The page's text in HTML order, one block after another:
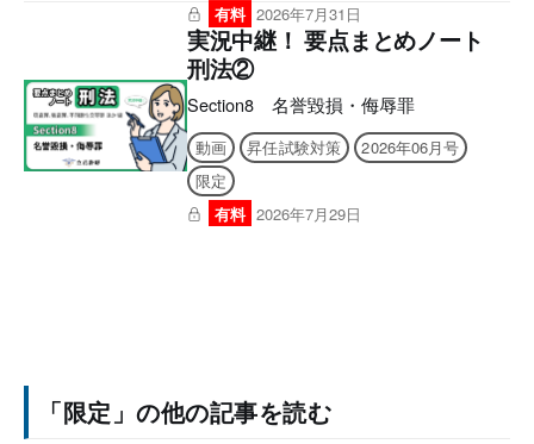
有料 2026年7月31日
実況中継！ 要点まとめノート
刑法②
Section8 名誉毀損・侮辱罪
動画 昇任試験対策
2026年06月号
限定
有料 2026年7月29日
「限定」の他の記事を読む